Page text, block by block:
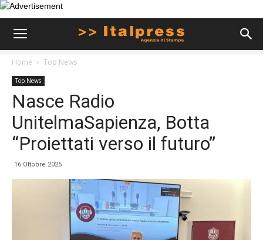
Home Top News
Top News
Nasce Radio
UnitelmaSapienza, Botta
“Proiettati verso il futuro”
16 Ottobre 2025